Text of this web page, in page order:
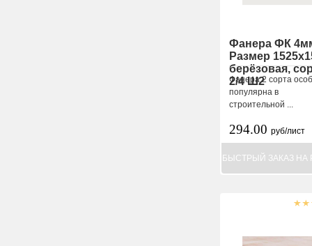
Фанера ФК
Размер
берёзовая,
2/4 Ш2
Фанера 2 сорта
популярна в
строительной ...
294.00 руб/лист
БЫСТРЫЙ ЗАКАЗ НА